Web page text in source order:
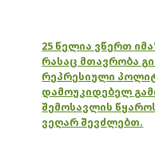
25 წელია ვწერთ
რასაც მთავრობა
რეპრესიული
დამოუკიდებელ
შემოსავლის
ვეღარ შევძლებთ.